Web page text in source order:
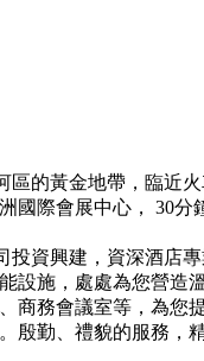
區的黃金地帶，臨近
國際會展中心， 30分
投資興建，資深酒店專
施，處處為您營造
務會議室等，為您提
勤、禮貌的服務，